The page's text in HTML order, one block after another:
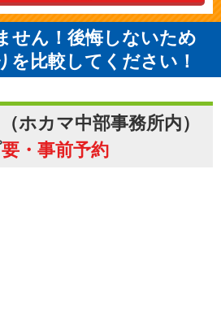
せん！後悔しないため
を比較してください！
ホカマ中部事務所内）
要・事前予約